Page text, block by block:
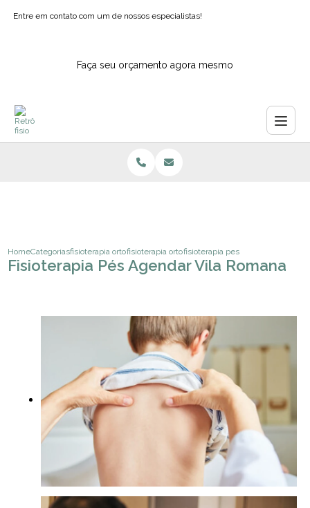
Entre em contato com um de nossos especialistas!
Faça seu orçamento agora mesmo
HomeCategoriasfisioterapia ortopedicafisioterapia ortopedica para fraturas
fisioterapia pes agendar vila
Fisioterapia Pés Agendar Vila Romana